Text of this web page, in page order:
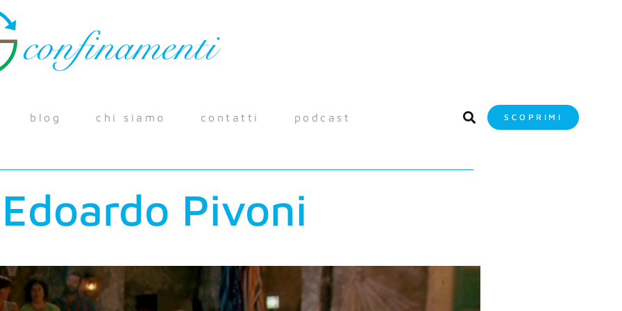
blog chi siamo contatti podcast SCOPRIMI
Edoardo Pivoni